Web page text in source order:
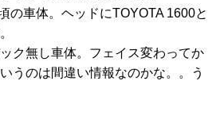
の車体。ヘッドにTOYOTA 1600と
ク無し車体。フェイス変わってか
うのは間違い情報なのかな。。う